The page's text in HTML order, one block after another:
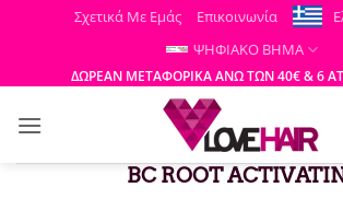
Μετάβαση
περιεχόμενο
Σχετικά Με Εμάς Επικοινωνία
ΨΗΦΙΑΚΟ ΒΗΜΑ
ΔΩΡΕΑΝ ΜΕΤΑΦΟΡΙΚΑ ΑΝΩ ΤΩΝ 40€ & 6
BC ROOT